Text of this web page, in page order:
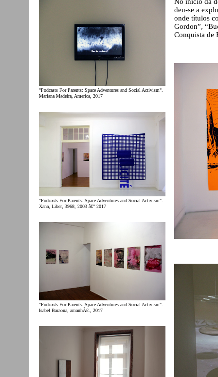
"Podcasts For Parents: Space Adventures and Social Activism".
Mariana Madeira, America, 2017
"Podcasts For Parents: Space Adventures and Social Activism".
Xana, Liber, 3968, 2003 â€“ 2017
"Podcasts For Parents: Space Adventures and Social Activism".
Isabel Baraona, amanhÃ£., 2017
deu-se a
onde títulos
Gordon”,
Conquista de